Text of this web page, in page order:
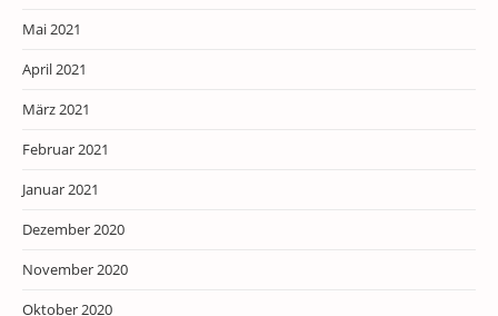
Mai 2021
April 2021
März 2021
Februar 2021
Januar 2021
Dezember 2020
November 2020
Oktober 2020